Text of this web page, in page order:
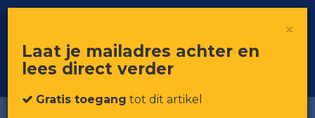
Voor professionals in retail & brands
Toggle
×
Laat je mailadres achter en
lees direct verder
Gratis toegang tot dit artikel